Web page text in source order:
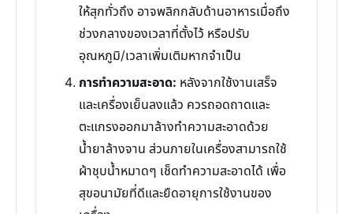
ให้สุกทั่วถึง อาจพลิกกลับด้านอาหารเมื่อถึง
ช่วงกลางของเวลาที่ตั้งไว้ หรือปรับ
อุณหภูมิ/เวลาเพิ่มเติมหากจำเป็น
การทำความสะอาด: หลังจากใช้งานเสร็จ
และเครื่องเย็นลงแล้ว ควรถอดถาดและ
ตะแกรงออกมาล้างทำความสะอาดด้วย
น้ำยาล้างจาน ส่วนภายในเครื่องสามารถใช้
ผ้าชุบน้ำหมาดๆ เช็ดทำความสะอาดได้ เพื่อ
สุขอนามัยที่ดีและยืดอายุการใช้งานของ